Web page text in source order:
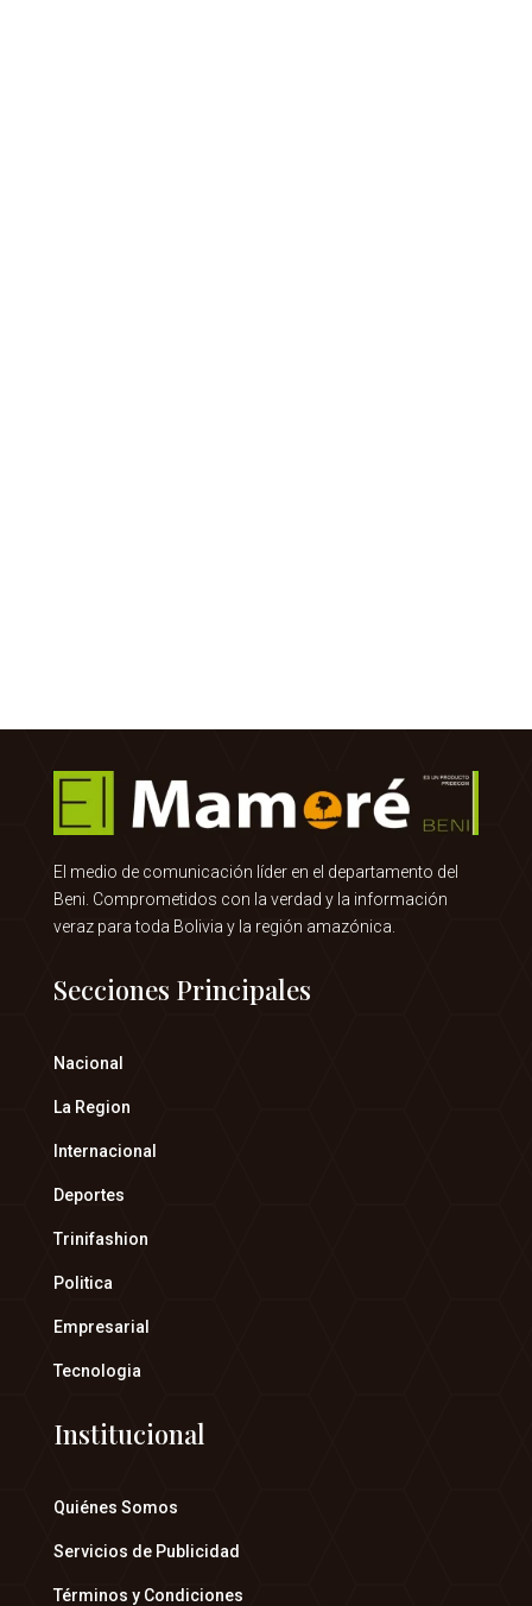
El medio de comunicación líder en el departamento del
Beni. Comprometidos con la verdad y la información
veraz para toda Bolivia y la región amazónica.
Secciones Principales
Nacional
La Region
Internacional
Deportes
Trinifashion
Politica
Empresarial
Tecnologia
Institucional
Quiénes Somos
Servicios de Publicidad
Términos y Condiciones